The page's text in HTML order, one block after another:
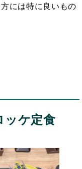
には特に良いもの
ッケ定食